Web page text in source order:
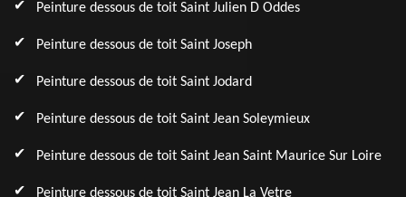
Peinture dessous de toit Saint Julien D Oddes
Peinture dessous de toit Saint Joseph
Peinture dessous de toit Saint Jodard
Peinture dessous de toit Saint Jean Soleymieux
Peinture dessous de toit Saint Jean Saint Maurice Sur Loire
Peinture dessous de toit Saint Jean La Vetre